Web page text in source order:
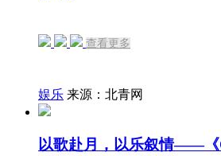
查看更多
娱乐 来源：北青网
以歌赴月，以乐叙情——《